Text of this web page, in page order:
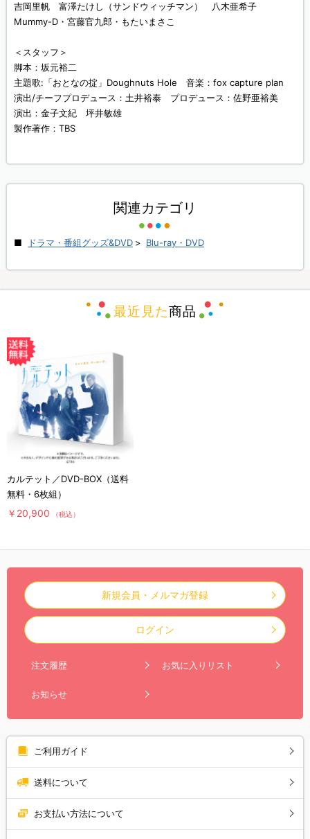
吉岡里帆 富澤たけし（サンドウィッチマン） 八木亜希子
Mummy-D・宮藤官九郎・もたいまさこ
＜スタッフ＞
脚本：坂元裕二
主題歌:「おとなの掟」Doughnuts Hole 音楽：fox capture plan
演出/チーフプロデュース：土井裕泰 プロデュース：佐野亜裕美
演出：金子文紀 坪井敏雄
製作著作：TBS
関連カテゴリ
ドラマ・番組グッズ&DVD > Blu-ray・DVD
最近見た商品
カルテット／DVD-BOX（送料
無料・6枚組）
￥20,900 （税込）
新規会員・メルマガ登録
ログイン
注文履歴 お気に入りリスト
お知らせ
ご利用ガイド
送料について
お支払い方法について